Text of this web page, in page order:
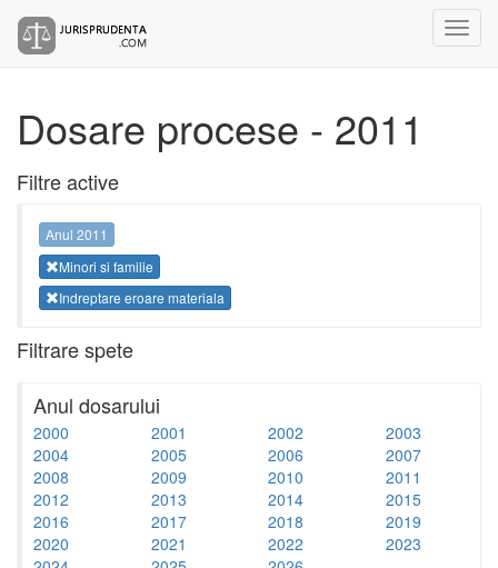
Dosare procese - 2011
Filtre active
Anul 2011
Minori si familie
Indreptare eroare materiala
Filtrare spete
Anul dosarului
2000 2001 2002
2003
2004
2005 2006
2007
2008
2009 2010
2011
2012
2013 2014
2015
2016
2017 2018
2019
2020
2021 2022
2023